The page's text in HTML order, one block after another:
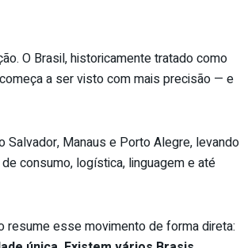
O Brasil, historicamente tratado como
a ser visto com mais precisão — e
Manaus e Porto Alegre, levando
consumo, logística, linguagem e até
esse movimento de forma direta: